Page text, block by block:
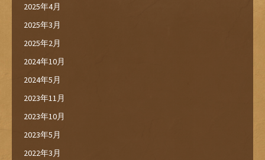
2025年4月
2025年3月
2025年2月
2024年10月
2024年5月
2023年11月
2023年10月
2023年5月
2022年3月